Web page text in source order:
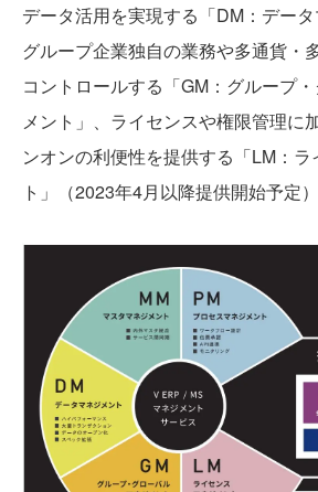
データ活用を実現する「DM：データ
グループ企業独自の業務や多通貨・
コントロールする「GM：グループ
メント」、ライセンスや権限管理に
ンオンの利便性を提供する「LM：
ト」（2023年4月以降提供開始予定）